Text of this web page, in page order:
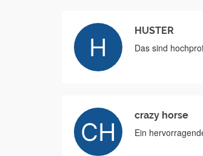
HUSTER
Das sind
crazy horse
Ein